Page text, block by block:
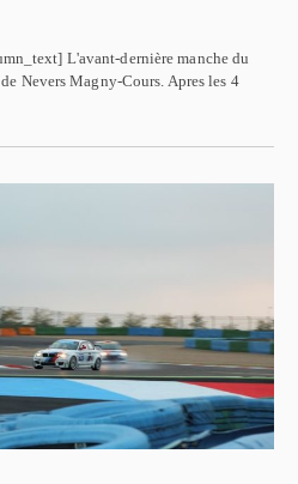
L'avant-dernière manche du
Nevers Magny-Cours. Apres les 4